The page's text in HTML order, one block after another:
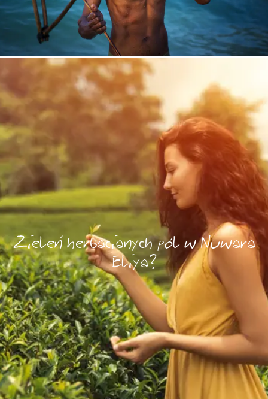
Zieleń herbacianych pól w Nuwara
Eliya?